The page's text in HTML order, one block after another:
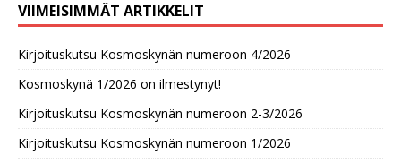
VIIMEISIMMÄT ARTIKKELIT
Kirjoituskutsu Kosmoskynän numeroon 4/2026
Kosmoskynä 1/2026 on ilmestynyt!
Kirjoituskutsu Kosmoskynän numeroon 2-3/2026
Kirjoituskutsu Kosmoskynän numeroon 1/2026